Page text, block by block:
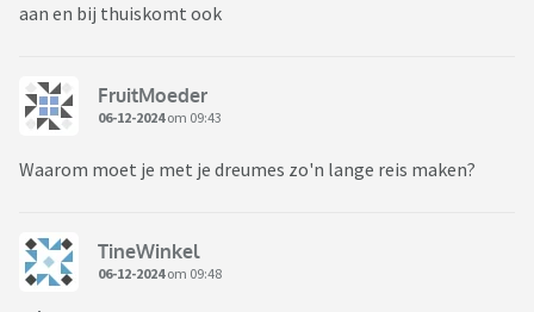
aan en bij thuiskomt ook
FruitMoeder
06-12-2024om 09:43
Waarom moet je met je dreumes zo'n lange reis maken?
TineWinkel
06-12-2024om 09:48